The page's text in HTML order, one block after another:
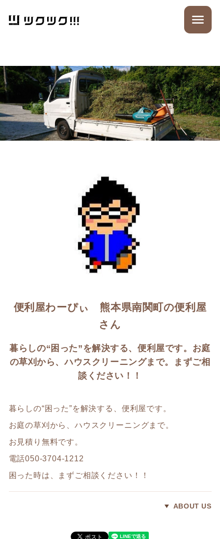
便利屋わーぴぃ 熊本県南関町の便利屋
さん
暮らしの“困った”を解決する、便利屋です。お庭
の草刈から、ハウスクリーニングまで。まずご相
談ください！！
暮らしの“困った”を解決する、便利屋です。
お庭の草刈から、ハウスクリーニングまで。
お見積り無料です。
電話050-3704-1212
困った時は、まずご相談ください！！
ABOUT US